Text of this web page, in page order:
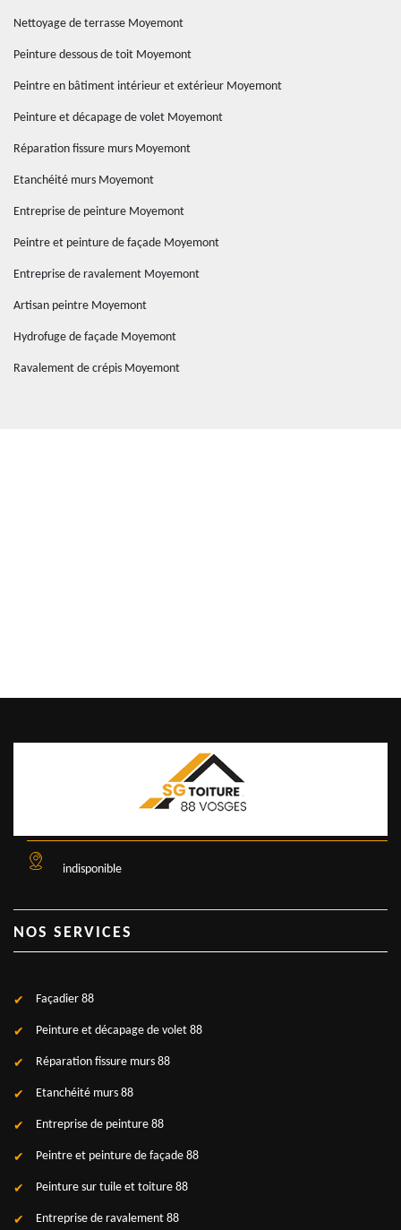
Nettoyage de terrasse Moyemont
Peinture dessous de toit Moyemont
Peintre en bâtiment intérieur et extérieur Moyemont
Peinture et décapage de volet Moyemont
Réparation fissure murs Moyemont
Etanchéité murs Moyemont
Entreprise de peinture Moyemont
Peintre et peinture de façade Moyemont
Entreprise de ravalement Moyemont
Artisan peintre Moyemont
Hydrofuge de façade Moyemont
Ravalement de crépis Moyemont
indisponible
NOS SERVICES
Façadier 88
Peinture et décapage de volet 88
Réparation fissure murs 88
Etanchéité murs 88
Entreprise de peinture 88
Peintre et peinture de façade 88
Peinture sur tuile et toiture 88
Entreprise de ravalement 88